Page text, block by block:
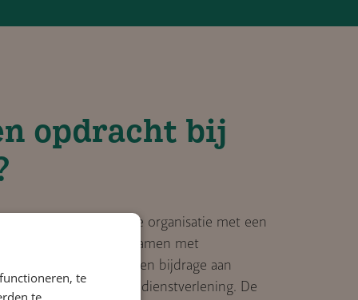
opdracht bij
professionele organisatie met een
Je werkt samen met
gemeenten en levert een bijdrage aan
ontwikkeling van dienstverlening. De
te
te